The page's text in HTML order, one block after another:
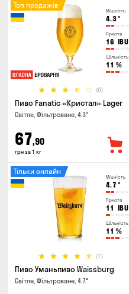
Міцність
4.3°
Гіркота
16 IBU
Щільність
11 %
(6)
Топ продажів
Пиво Fanatic «Кристал» Lager
Світле, Фільтроване, 4.3°
67,90
грн за 1 кг
Міцність
4.7 °
Гіркота
11 IBU
Щільність
11 %
(7)
Тільки онлайн
Пиво Уманьпиво Waissburg
Світле, Фільтроване, 4.7°